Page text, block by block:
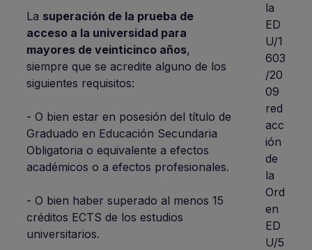
La superación de la prueba de
acceso a la universidad para
mayores de veinticinco años,
siempre que se acredite alguno de los
siguientes requisitos:
- O bien estar en posesión del título de
Graduado en Educación Secundaria
Obligatoria o equivalente a efectos
académicos o a efectos profesionales.
- O bien haber superado al menos 15
créditos ECTS de los estudios
universitarios.
la
ED
U/1
603
/20
09
red
acc
ión
de
la
Ord
en
ED
U/5